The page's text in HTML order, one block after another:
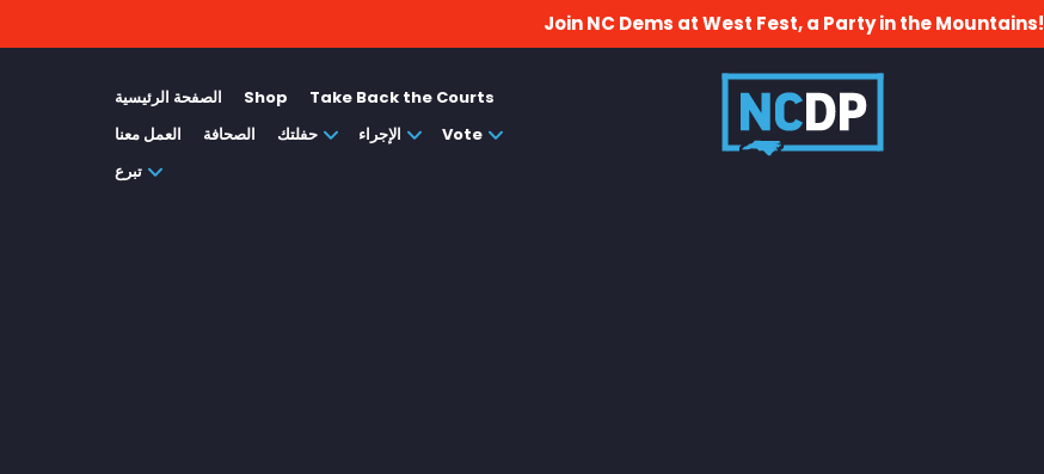
Join NC Dems at West Fest, a Party in the Mountains!
الصفحة الرئيسية Shop
Take Back the Courts
العمل معنا
الصحافة حفلتك الإجراء
Vote
تبرع